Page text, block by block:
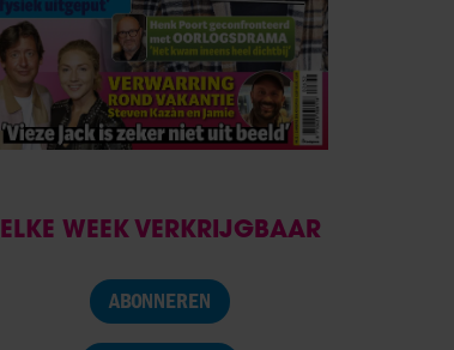
ELKE WEEK VERKRIJGBAAR
ABONNEREN